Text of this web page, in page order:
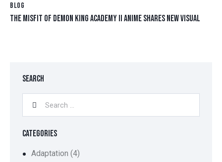
BLOG
THE MISFIT OF DEMON KING ACADEMY II ANIME SHARES NEW VISUAL
SEARCH
CATEGORIES
Adaptation (4)